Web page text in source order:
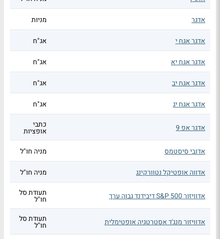
אדגר מניות
אדגר אגח י אג"ח
אדגר אגח יא אג"ח
אדגר אגח יב אג"ח
אדגר אגח יג אג"ח
אדגר אפ 9 כתבי
אופציות
אדובי סיסטמס
מניה חו"ל
אדווה אופטיקל נטוורקינג מניה חו"ל
אדוויזור S&P 500 דיבידנד גבוה ערך תעודת סל
חו"ל
אדוויזור מנג'ד אסטרטגיה אופטימלית תעודת סל
חו"ל